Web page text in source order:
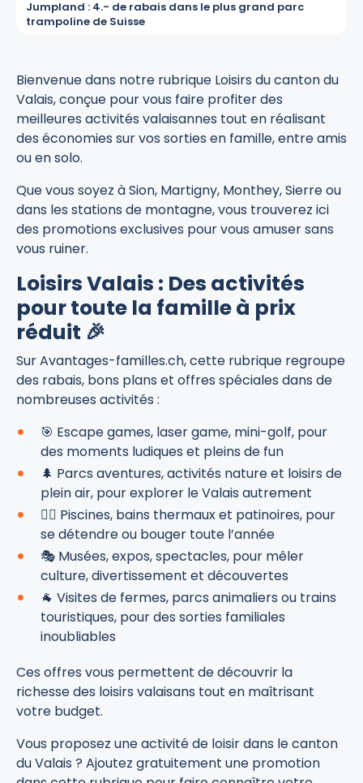
Jumpland : 4.- de rabais dans le plus grand parc
trampoline de Suisse
Bienvenue dans notre rubrique Loisirs du canton du
Valais, conçue pour vous faire profiter des
meilleures activités valaisannes tout en réalisant
des économies sur vos sorties en famille, entre amis
ou en solo.
Que vous soyez à Sion, Martigny, Monthey, Sierre ou
dans les stations de montagne, vous trouverez ici
des promotions exclusives pour vous amuser sans
vous ruiner.
Loisirs Valais : Des activités
pour toute la famille à prix
réduit 🎉
Sur Avantages-familles.ch, cette rubrique regroupe
des rabais, bons plans et offres spéciales dans de
nombreuses activités :
🎯 Escape games, laser game, mini-golf, pour
des moments ludiques et pleins de fun
🌲 Parcs aventures, activités nature et loisirs de
plein air, pour explorer le Valais autrement
🏊‍♀️ Piscines, bains thermaux et patinoires, pour
se détendre ou bouger toute l’année
🎭 Musées, expos, spectacles, pour mêler
culture, divertissement et découvertes
🐐 Visites de fermes, parcs animaliers ou trains
touristiques, pour des sorties familiales
inoubliables
Ces offres vous permettent de découvrir la
richesse des loisirs valaisans tout en maîtrisant
votre budget.
Vous proposez une activité de loisir dans le canton
du Valais ? Ajoutez gratuitement une promotion